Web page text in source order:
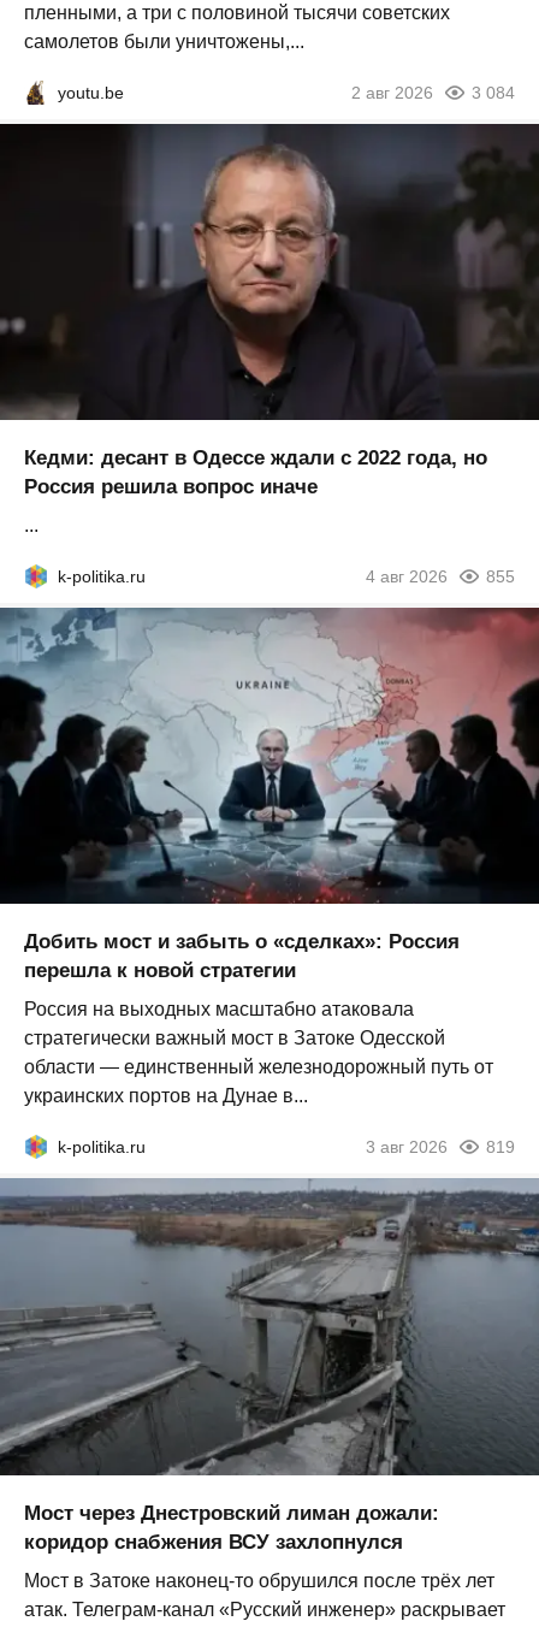
пленными, а три с половиной тысячи советских
самолетов были уничтожены,...
youtu.be 2 авг 2026 3 084
Кедми: десант в Одессе ждали с 2022 года, но
Россия решила вопрос иначе
...
k-politika.ru 4 авг 2026 855
Добить мост и забыть о «сделках»: Россия
перешла к новой стратегии
Россия на выходных масштабно атаковала
стратегически важный мост в Затоке Одесской
области — единственный железнодорожный путь от
украинских портов на Дунае в...
k-politika.ru 3 авг 2026 819
Мост через Днестровский лиман дожали:
коридор снабжения ВСУ захлопнулся
Мост в Затоке наконец-то обрушился после трёх лет
атак. Телеграм-канал «Русский инженер» раскрывает